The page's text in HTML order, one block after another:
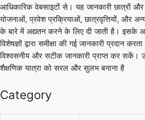
आधिकारिक वेबसाइटों से। यह जानकारी छात्रों और
योजनाओं, प्रवेश प्रक्रियाओं, छात्रवृत्तियों, और
के बारे में अद्यतन करने के लिए दी जाती है। इसके
विशेषज्ञों द्वारा समीक्षा की गई जानकारी प्रदान
विश्वसनीय और सटीक जानकारी प्राप्त कर सकें।
शैक्षणिक यात्रा को सरल और सुलभ बनाना है
Category